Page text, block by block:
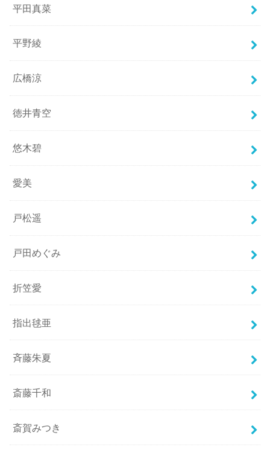
平田真菜
平野綾
広橋涼
徳井青空
悠木碧
愛美
戸松遥
戸田めぐみ
折笠愛
指出毬亜
斉藤朱夏
斎藤千和
斎賀みつき